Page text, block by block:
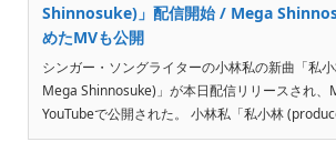
Shinnosuke)」配信開始 / Mega
めたMVも公開
シンガー・ソングライターの小林私の新曲「私
Mega Shinnosuke)」が本日配信リリースされ、
YouTubeで公開された。 小林私「私小林